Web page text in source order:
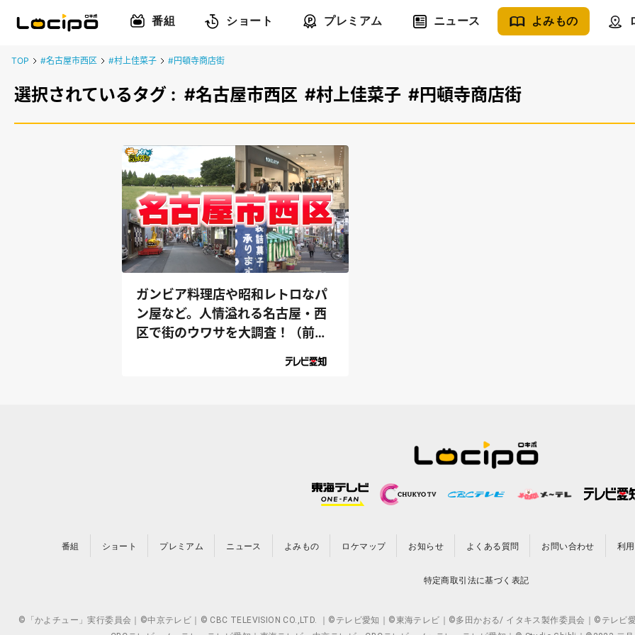
番組 ショート プレミアム ニュース よみもの
TOP #名古屋市西区 #村上佳菜子 #円頓寺商店街
選択されているタグ : #名古屋市西区 #村上佳菜子 #円頓寺商店街
ガンビア料理店や昭和レトロなパ
ン屋など。人情溢れる名古屋・西
区で街のウワサを大調査！（前
番組 ショート プレミアム ニュース よみもの ロケマップ お知らせ よくある質問 お問い合わせ 利
特定商取引法に基づく表記
©「かよチュー」実行委員会｜©中京テレビ｜© CBC TELEVISION CO.,LTD. ｜©テレビ愛知｜©東海テレビ｜©多田かおる/ イタキス製作委員会｜©テレビ